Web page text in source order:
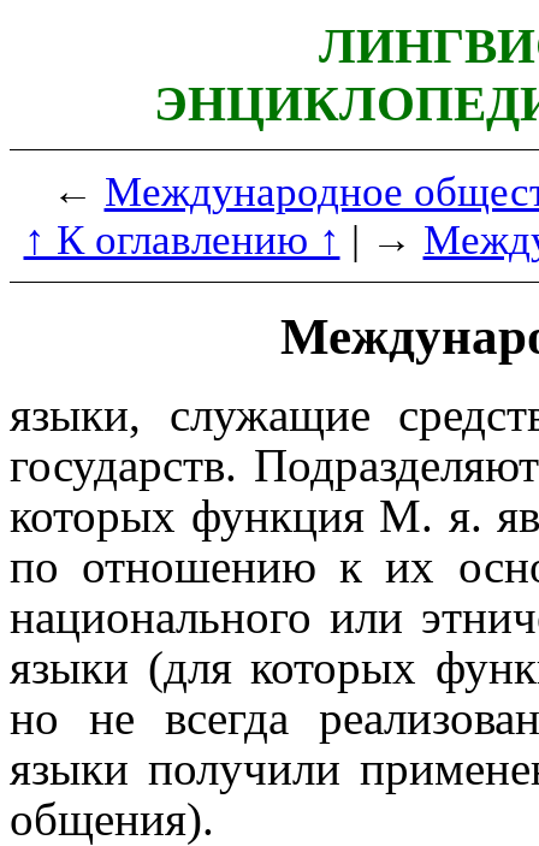
← Международное
↑ К оглавлению ↑ | →
языки, служащие
государств.
которых функция М. я.
по отношению к их
национального или
языки (для которых
но не всегда
языки получи­ли
общения).